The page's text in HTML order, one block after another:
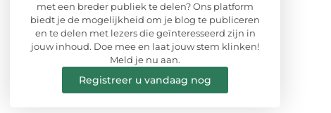
met een breder publiek te delen? Ons platform
biedt je de mogelijkheid om je blog te publiceren
en te delen met lezers die geïnteresseerd zijn in
jouw inhoud. Doe mee en laat jouw stem klinken!
Meld je nu aan.
Registreer u vandaag nog